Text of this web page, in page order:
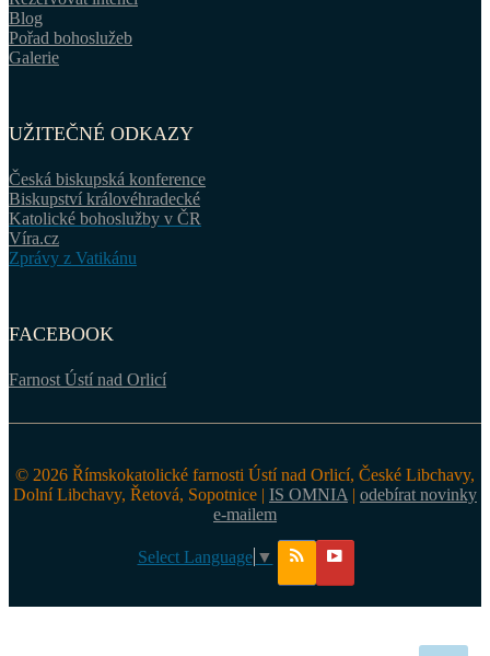
Blog
Pořad bohoslužeb
Galerie
UŽITEČNÉ ODKAZY
Česká biskupská konference
Biskupství královéhradecké
Katolické bohoslužby v ČR
Víra.cz
Zprávy z Vatikánu
FACEBOOK
Farnost Ústí nad Orlicí
© 2026 Římskokatolické farnosti Ústí nad Orlicí, České Libchavy,
Dolní Libchavy, Řetová, Sopotnice | IS OMNIA | odebírat novinky
e-mailem
Select Language ▼